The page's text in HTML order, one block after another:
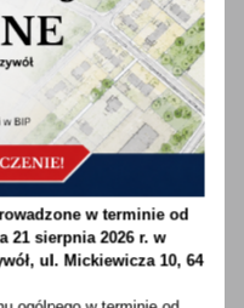
ZIEMI
Ziemi Hasło
w terminie od
21 sierpnia 2026 r. w
ul. Mickiewicza 10, 64